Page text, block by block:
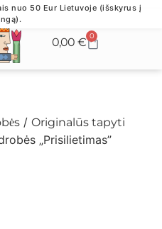
nuo 50 Eur Lietuvoje (išskyrus į
0,00 € 0
/ Originalūs tapyti
„Prisilietimas”